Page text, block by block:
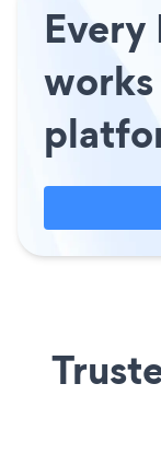
Every
works